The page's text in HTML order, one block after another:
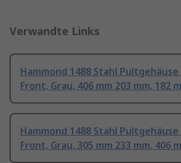
Verwandte Links
Hammond 1488 Stahl
Front, Grau, 406 mm 203 mm, 182
Hammond 1488 Stahl
Front, Grau, 305 mm 233 mm, 406